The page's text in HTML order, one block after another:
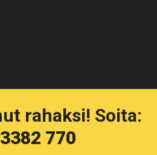
rahaksi! Soita:
770